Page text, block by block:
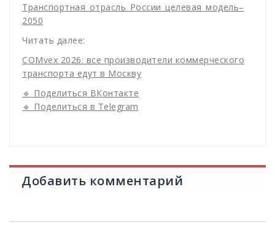
Транспортная_отрасль_России_целевая_модель–
2050
Читать далее:
COMvex 2026: все производители коммерческого
транспорта едут в Москву
🔹 Поделиться ВКонтакте
🔹 Поделиться в Telegram
Добавить комментарий